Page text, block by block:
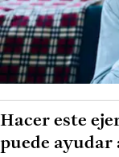
Hacer este
puede